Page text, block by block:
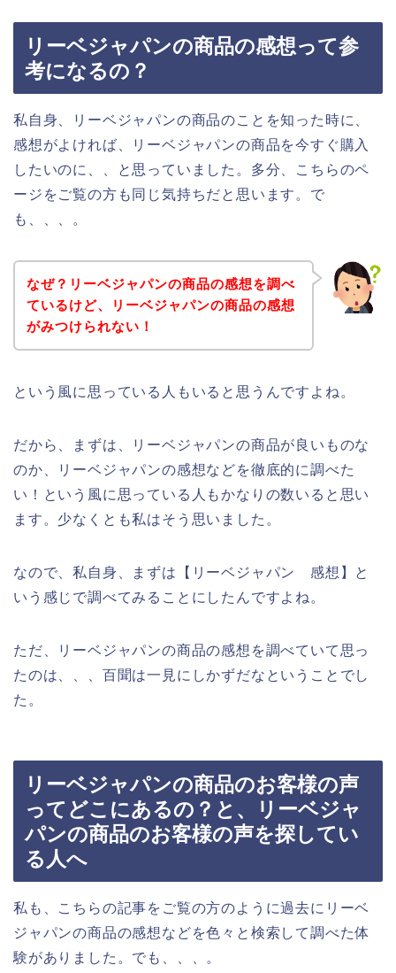
リーベジャパンの商品の感想って参
考になるの？
私自身、リーベジャパンの商品のことを知った時に、
感想がよければ、リーベジャパンの商品を今すぐ購入
したいのに、、と思っていました。多分、こちらのペ
ージをご覧の方も同じ気持ちだと思います。で
も、、、。
なぜ？リーベジャパンの商品の感想を調べ
ているけど、リーベジャパンの商品の感想
がみつけられない！
という風に思っている人もいると思うんですよね。
だから、まずは、リーベジャパンの商品が良いものな
のか、リーベジャパンの感想などを徹底的に調べた
い！という風に思っている人もかなりの数いると思い
ます。少なくとも私はそう思いました。
なので、私自身、まずは【リーベジャパン 感想】と
いう感じで調べてみることにしたんですよね。
ただ、リーベジャパンの商品の感想を調べていて思っ
たのは、、、百聞は一見にしかずだなということでし
た。
リーベジャパンの商品のお客様の声
ってどこにあるの？と、リーベジャ
パンの商品のお客様の声を探してい
る人へ
私も、こちらの記事をご覧の方のように過去にリーベ
ジャパンの商品の感想などを色々と検索して調べた体
験がありました。でも、、、。